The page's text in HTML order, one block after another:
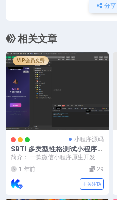
分享
相关文章
VIP会员免费
小程序源码
SBTI 多类型性格测试小程序
源码/朋友圈最火性格测试源码
前端uniapp
简介： 一款微信小程序原生开发的
实用型工具集合工具箱，可二开增
加工具功能 无需服...
1 年前 29
关注TA